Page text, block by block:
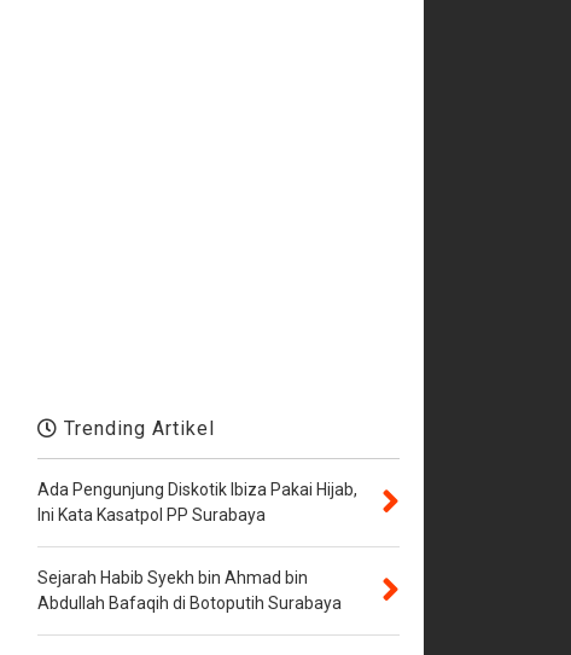
Trending Artikel
Ada Pengunjung Diskotik Ibiza Pakai Hijab,
Ini Kata Kasatpol PP Surabaya
Sejarah Habib Syekh bin Ahmad bin
Abdullah Bafaqih di Botoputih Surabaya